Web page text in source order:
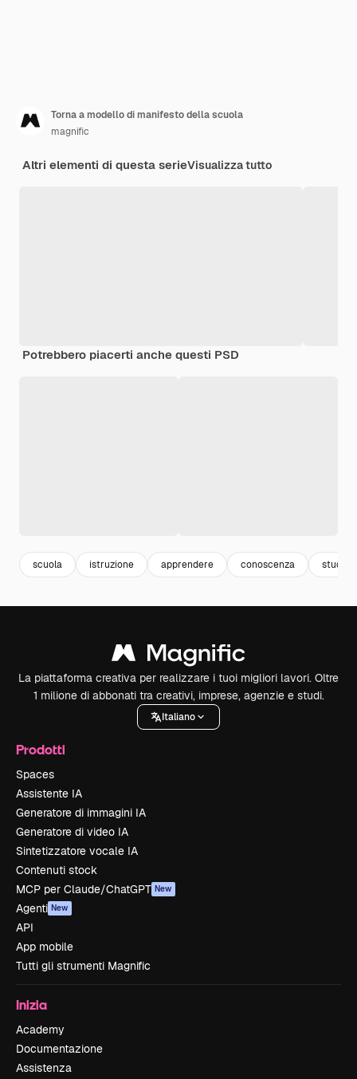
Torna a modello di manifesto della scuola
magnific
Altri elementi di questa serieVisualizza tutto
Potrebbero piacerti anche questi PSD
scuola istruzione apprendere conoscenza study
La piattaforma creativa per realizzare i tuoi migliori lavori. Oltre
1 milione di abbonati tra creativi, imprese, agenzie e studi.
Italiano
Prodotti
Spaces
Assistente IA
Generatore di immagini IA
Generatore di video IA
Sintetizzatore vocale IA
Contenuti stock
MCP per Claude/ChatGPT New
Agenti New
API
App mobile
Tutti gli strumenti Magnific
Inizia
Academy
Documentazione
Assistenza